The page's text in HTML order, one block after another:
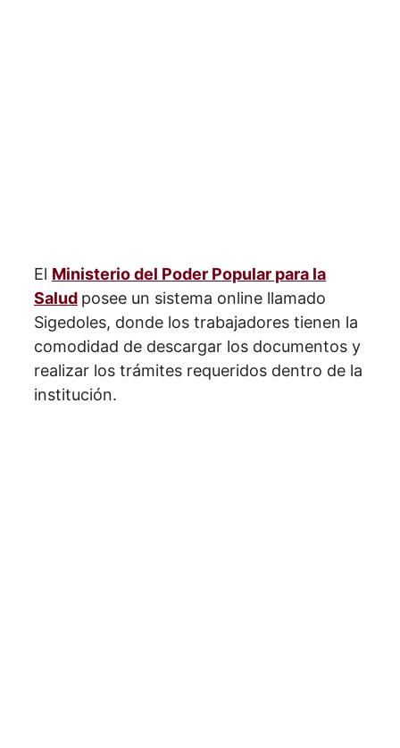
El Ministerio del Poder Popular para la
Salud posee un sistema online llamado
Sigedoles, donde los trabajadores tienen la
comodidad de descargar los documentos y
realizar los trámites requeridos dentro de la
institución.